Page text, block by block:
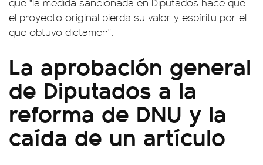
el proyecto original pierda su valor y espíritu por el
que obtuvo dictamen".
La aprobación general
de Diputados a la
reforma de DNU y la
caída de un artículo